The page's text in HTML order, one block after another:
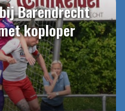
Barendrecht
koploper